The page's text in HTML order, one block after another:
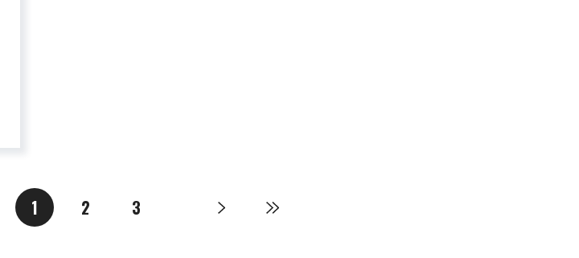
1 2 3